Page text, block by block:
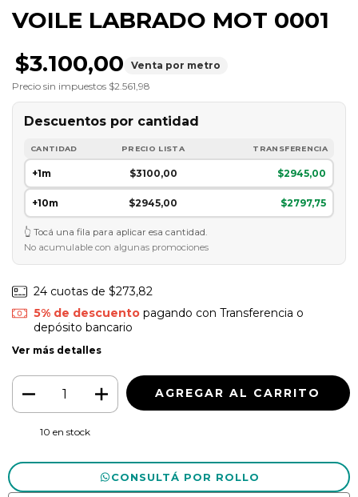
VOILE LABRADO MOT 0001
$3.100,00
Venta por metro
Precio sin impuestos $2.561,98
Descuentos por cantidad
CANTIDAD PRECIO LISTA TRANSFERENCIA
+1m $3100,00 $2945,00
+10m $2945,00 $2797,75
Tocá una fila para aplicar esa cantidad.
No acumulable con algunas promociones
24 cuotas de $273,82
5% de descuentopagando con Transferencia o
depósito bancario
Ver más detalles
10 en stock
CONSULTÁ POR ROLLO